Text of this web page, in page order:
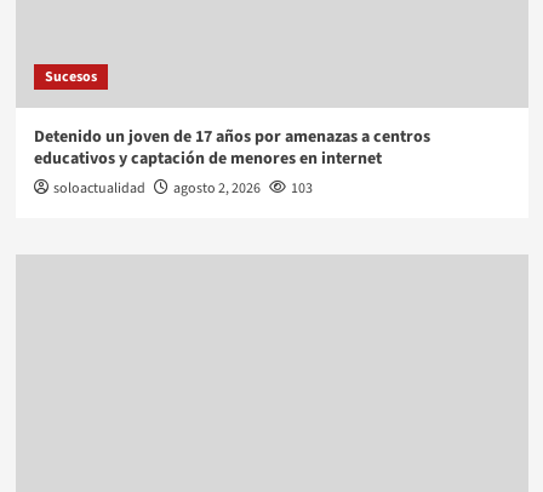
Sucesos
Detenido un joven de 17 años por amenazas a centros
educativos y captación de menores en internet
soloactualidad agosto 2, 2026 103